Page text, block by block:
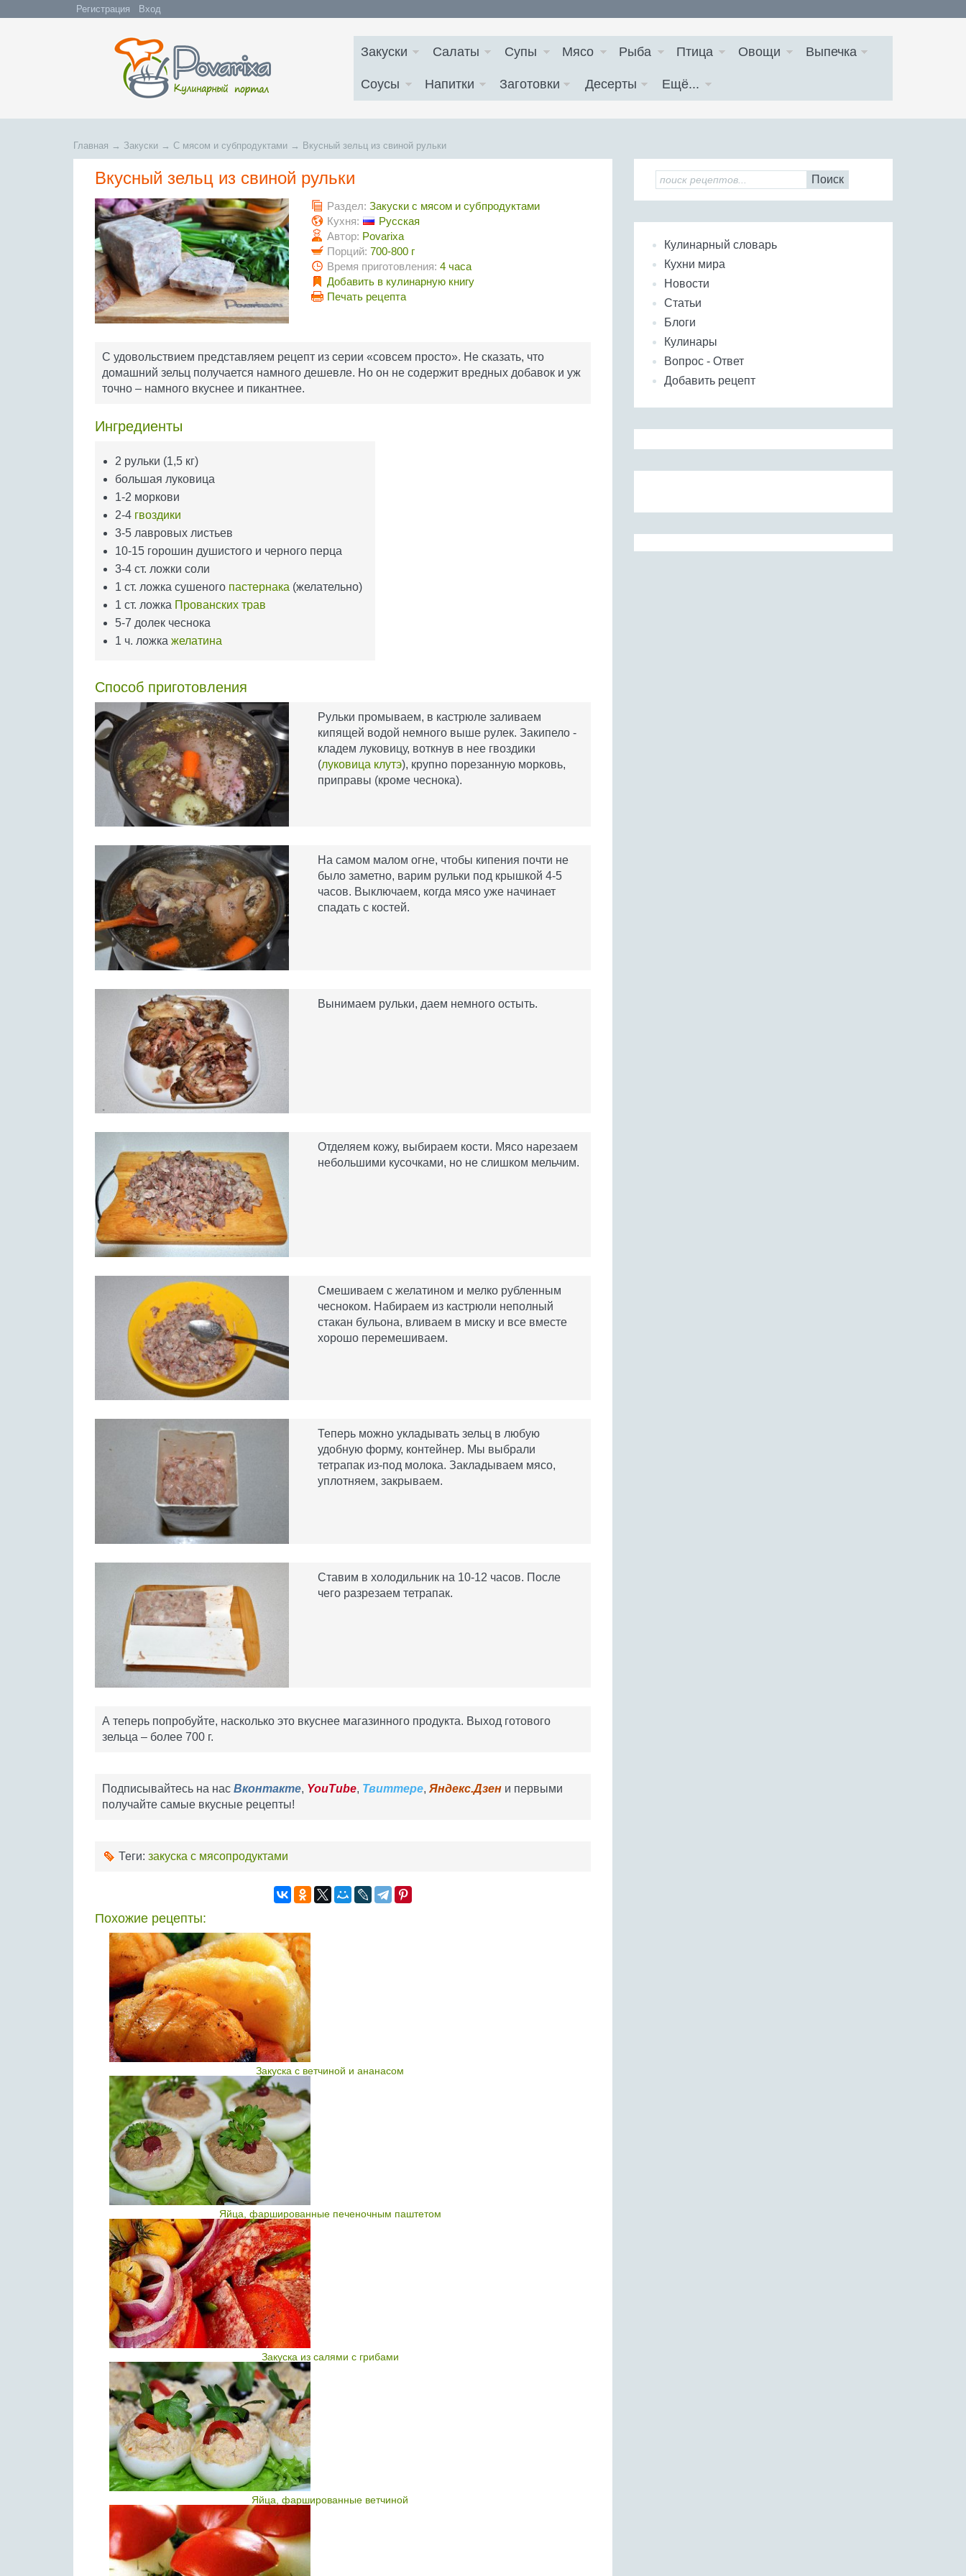
Регистрация Вход
Закуски Салаты Супы Мясо Рыба Птица Овощи Выпечка
Соусы Напитки Заготовки Десерты Ещё...
Главная → Закуски → С мясом и субпродуктами → Вкусный зельц из свиной рульки
Вкусный зельц из свиной рульки
Раздел: Закуски с мясом и субпродуктами
Кухня:
Русская
Автор: Povarixa
Порций: 700-800 г
Время приготовления: 4 часа
Добавить в кулинарную книгу
Печать рецепта
С удовольствием представляем рецепт из серии «совсем просто». Не сказать, что
домашний зельц получается намного дешевле. Но он не содержит вредных добавок и уж
точно – намного вкуснее и пикантнее.
Ингредиенты
2 рульки (1,5 кг)
большая луковица
1-2 моркови
2-4 гвоздики
3-5 лавровых листьев
10-15 горошин душистого и черного перца
3-4 ст. ложки соли
1 ст. ложка сушеного пастернака (желательно)
1 ст. ложка Прованских трав
5-7 долек чеснока
1 ч. ложка желатина
Способ приготовления
Рульки промываем, в кастрюле заливаем
кипящей водой немного выше рулек. Закипело -
кладем луковицу, воткнув в нее гвоздики
(луковица клутэ), крупно порезанную морковь,
приправы (кроме чеснока).
На самом малом огне, чтобы кипения почти не
было заметно, варим рульки под крышкой 4-5
часов. Выключаем, когда мясо уже начинает
спадать с костей.
Вынимаем рульки, даем немного остыть.
Отделяем кожу, выбираем кости. Мясо нарезаем
небольшими кусочками, но не слишком мельчим.
Смешиваем с желатином и мелко рубленным
чесноком. Набираем из кастрюли неполный
стакан бульона, вливаем в миску и все вместе
хорошо перемешиваем.
Теперь можно укладывать зельц в любую
удобную форму, контейнер. Мы выбрали
тетрапак из-под молока. Закладываем мясо,
уплотняем, закрываем.
Ставим в холодильник на 10-12 часов. После
чего разрезаем тетрапак.
А теперь попробуйте, насколько это вкуснее магазинного продукта. Выход готового
зельца – более 700 г.
Подписывайтесь на нас Вконтакте, YouTube, Твиттере, Яндекс.Дзен и первыми
получайте самые вкусные рецепты!
Теги: закуска с мясопродуктами
Похожие рецепты:
Закуска с ветчиной и ананасом
Яйца, фаршированные печеночным паштетом
Закуска из салями с грибами
Яйца, фаршированные ветчиной
Поиск
Кулинарный словарь
Кухни мира
Новости
Статьи
Блоги
Кулинары
Вопрос - Ответ
Добавить рецепт